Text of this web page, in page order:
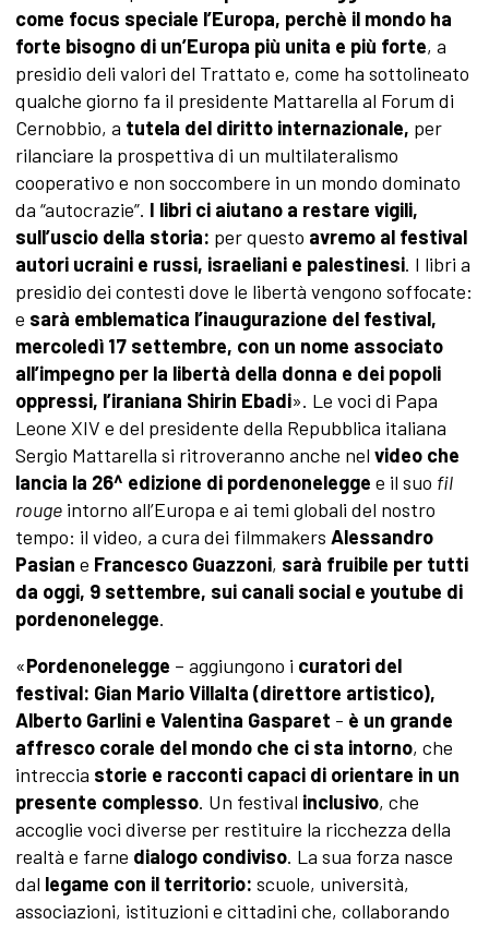
come focus speciale l’Europa, perchè il mondo ha
forte bisogno di un’Europa più unita e più forte, a
presidio deli valori del Trattato e, come ha sottolineato
qualche giorno fa il presidente Mattarella al Forum di
Cernobbio, a tutela del diritto internazionale, per
rilanciare la prospettiva di un multilateralismo
cooperativo e non soccombere in un mondo dominato
da “autocrazie”. I libri ci aiutano a restare vigili,
sull’uscio della storia: per questo avremo al festival
autori ucraini e russi, israeliani e palestinesi. I libri a
presidio dei contesti dove le libertà vengono soffocate:
e sarà emblematica l’inaugurazione del festival,
mercoledì 17 settembre, con un nome associato
all’impegno per la libertà della donna e dei popoli
oppressi, l’iraniana Shirin Ebadi». Le voci di Papa
Leone XIV e del presidente della Repubblica italiana
Sergio Mattarella si ritroveranno anche nel video che
lancia la 26^ edizione di pordenonelegge e il suo fil
rougeintorno all’Europa e ai temi globali del nostro
tempo: il video, a cura dei filmmakers Alessandro
Pasian e Francesco Guazzoni, sarà fruibile per tutti
da oggi, 9 settembre, sui canali social e youtube di
pordenonelegge.
«Pordenonelegge – aggiungono i curatori del
festival: Gian Mario Villalta (direttore artistico),
Alberto Garlini e Valentina Gasparet - è un grande
affresco corale del mondo che ci sta intorno, che
intreccia storie e racconti capaci di orientare in un
presente complesso. Un festival inclusivo, che
accoglie voci diverse per restituire la ricchezza della
realtà e farne dialogo condiviso. La sua forza nasce
dal legame con il territorio: scuole, università,
associazioni, istituzioni e cittadini che, collaborando